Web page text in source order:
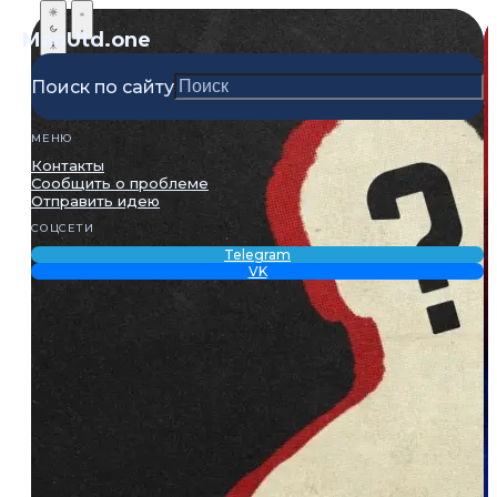
ManUtd .one
Поиск по сайту
МЕНЮ
Контакты
Сообщить о проблеме
Отправить идею
СОЦСЕТИ
Telegram
VK